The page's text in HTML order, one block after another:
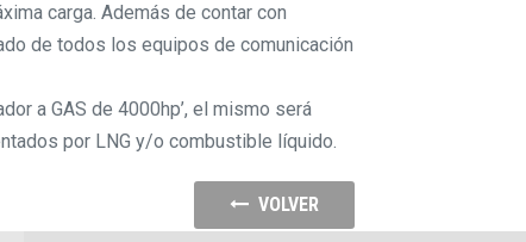
carga. Además de contar con
de todos los equipos de comunicación
a GAS de 4000hp’, el mismo será
por LNG y/o combustible líquido.
VOLVER